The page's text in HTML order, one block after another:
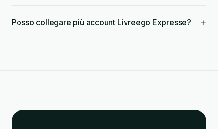
Posso collegare più account Livreego Expresse? +